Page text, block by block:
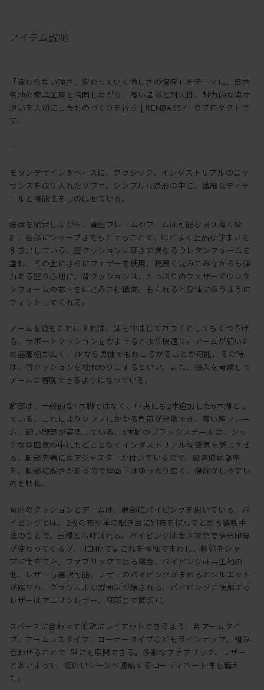
アイテム説明
「変わらない強さ、変わっていく愉しさの探究」をテーマに、日本
各地の家具工房と協同しながら、高い品質と耐久性、魅力的な素材
遣いを大切にしたものづくりを行う [ REMBASSY ] のプロダクトで
す。
モダンデザインをベースに、クラシック、インダストリアルのエッ
センスを取り入れたソファ。シンプルな造形の中に、繊細なディテ
ールと機能性をしのばせている。
強度を確保しながら、背座フレームやアームは可能な限り薄く設
計。各部にシャープさをもたせることで、ほどよく上品な佇まいを
引き出している。座クッションは硬さの異なるウレタンフォームを
重ね、その上にさらにフェザーを使用。程良く沈みこみながらも弾
力ある座り心地に。背クッションは、たっぷりのフェザーでウレタ
ンフォームの芯材をはさみこむ構成。もたれると身体に添うように
フィットしてくれる。
アームを背もたれにすれば、脚を伸ばしてカウチとしてもくつろげ
る。サポートクッションをかませるとより快適に。アームが細いた
め座面幅が広く、3Pなら男性でもねころがることが可能。その時
は、背クッションを枕代わりにするといい。また、搬入を考慮して
アームは着脱できるようになっている。
脚部は、一般的な4本脚ではなく、中央にも2本追加した6本脚とし
ている。これによりソファにかかる負荷が分散でき、薄い座フレー
ム、細い脚部が実現している。6本脚のブラックスチールは、シッ
クな雰囲気の中にもどことなくインダストリアルな空気を感じさせ
る。脚部先端にはアジャスターが付いているので、設置時は調整
を。脚部に高さがあるので座面下はゆったり広く、掃除がしやすい
のも特長。
背座のクッションとアームは、端部にパイピングを用いている。パ
イピングとは、2枚の布や革の継ぎ目に別布を挟んでとめる縫製手
法のことで、玉縁とも呼ばれる。パイピングは太さ次第で随分印象
が変わってくるが、HEMMではこれを極細でまわし、輪郭をシャー
プに仕立てた。ファブリックで張る場合、パイピングは共生地の
他、レザーも選択可能。レザーのパイピングがまわるとシルエット
が際立ち、クラシカルな雰囲気が醸される。パイピングに使用する
レザーはアニリンレザー。細部まで贅沢だ。
スペースに合わせて柔軟にレイアウトできるよう、片アームタイ
プ、アームレスタイプ、コーナータイプなどもラインナップ。組み
合わせることでL型にも展開できる。多彩なファブリック、レザー
とあいまって、幅広いシーンへ適応するコーディネート性を備え
た。